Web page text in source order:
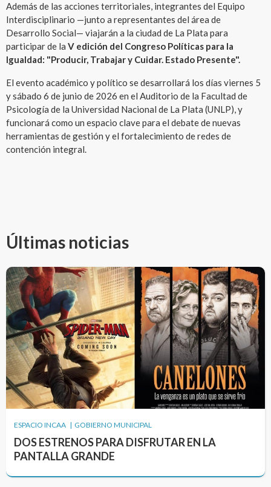
Además de las acciones territoriales, integrantes del Equipo
Interdisciplinario —junto a representantes del área de
Desarrollo Social— viajarán a la ciudad de La Plata para
participar de la V edición del Congreso Políticas para la
Igualdad: "Producir, Trabajar y Cuidar. Estado Presente".
El evento académico y político se desarrollará los días viernes 5
y sábado 6 de junio de 2026 en el Auditorio de la Facultad de
Psicología de la Universidad Nacional de La Plata (UNLP), y
funcionará como un espacio clave para el debate de nuevas
herramientas de gestión y el fortalecimiento de redes de
contención integral.
Últimas noticias
ESPACIO INCAA | GOBIERNO MUNICIPAL
DOS ESTRENOS PARA DISFRUTAR EN LA
PANTALLA GRANDE